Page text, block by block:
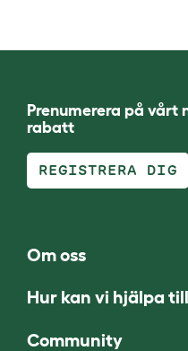
Prenumerera på vårt
rabatt
REGISTRERA DIG
Om oss
Hur kan vi hjälpa
Community